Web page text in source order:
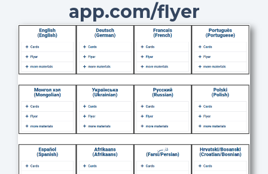
app.com/flyer